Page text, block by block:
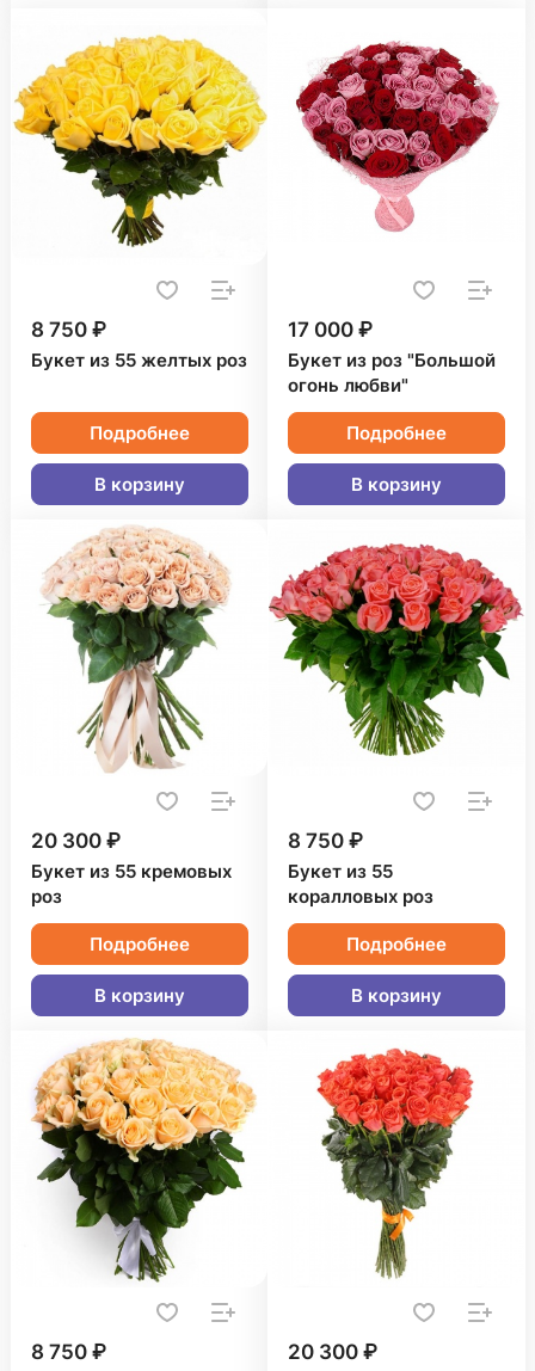
8 750 ₽
Букет из 55 желтых роз
Подробнее
В корзину
17 000 ₽
Букет из роз "Большой
огонь любви"
Подробнее
В корзину
20 300 ₽
Букет из 55 кремовых
роз
Подробнее
В корзину
8 750 ₽
Букет из 55
коралловых роз
Подробнее
В корзину
8 750 ₽ 20 300 ₽